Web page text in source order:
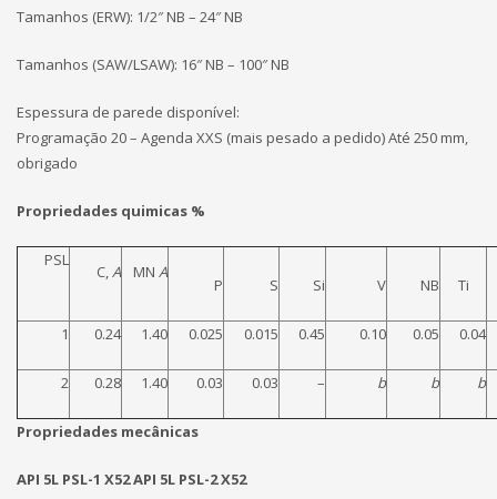
Tamanhos (ERW): 1/2″ NB – 24″ NB
Tamanhos (SAW/LSAW): 16″ NB – 100″ NB
Espessura de parede disponível:
Programação 20 – Agenda XXS (mais pesado a pedido) Até 250 mm,
obrigado
Propriedades quimicas %
PSL
C,A MN A
P S Si V NB Ti
1 0.24 1.40 0.025 0.015 0.45 0.10 0.05 0.04
2 0.28 1.40 0.03 0.03 – b b b
Propriedades mecânicas
API 5L PSL-1 X52 API 5L PSL-2 X52